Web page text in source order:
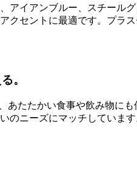
イアンブルー、スチール
セントに最適です。プラ
。
たたかい食事や飲み物に
のニーズにマッチしていま